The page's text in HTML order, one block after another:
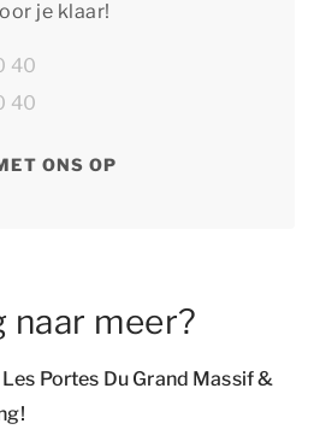
je klaar!
40
40
ONS OP
naar meer?
Portes Du Grand Massif &